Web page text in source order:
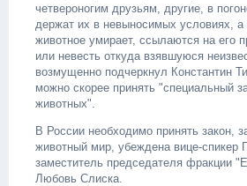
четвероногим друзьям, другие, в
держат их в невыносимых условиях, а
животное умирает, ссылаются на его
или невесть откуда взявшуюся
возмущенно подчеркнул Константин
можно скорее принять "специальный
животных".
В России необходимо принять закон,
животный мир, убеждена вице-спикер
заместитель председателя фракции
Любовь Слиска.